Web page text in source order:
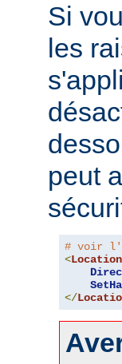
Si
les
peut
# voir
<Location
</